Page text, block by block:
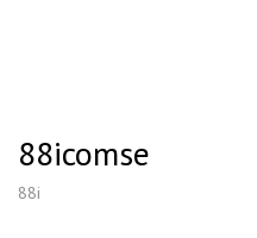
88icomse
88i